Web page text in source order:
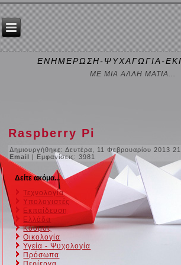
ΕΝΗΜΕΡΩΣΗ-ΨΥΧΑΓΩΓΙΑ-
ΜΕ ΜΙΑ ΑΛΛΗ ΜΑΤΙΑ...
Raspberry Pi
Δημιουργήθηκε: Δευτέρα, 11 Φεβρουαρίου 2013
Email | Εμφανίσεις: 3981
Δείτε ακόμα...
Τεχνολογία
Υπολογιστές
Εκπαίδευση
Ελλάδα
Κόσμος
Οικολογία
Υγεία - Ψυχολογία
Πρόσωπα